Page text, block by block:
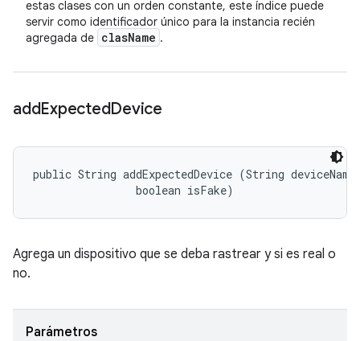
estas clases con un orden constante, este índice puede
servir como identificador único para la instancia recién
agregada de clasName .
addExpectedDevice
public String addExpectedDevice (String
                boolean isFake)
Agrega un dispositivo que se deba rastrear y si es real o
no.
Parámetros